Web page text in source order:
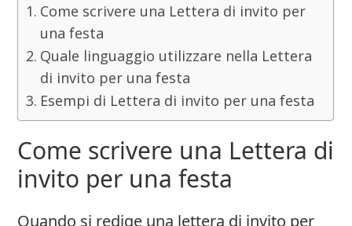
Come scrivere una Lettera di invito per
una festa
Quale linguaggio utilizzare nella Lettera
di invito per una festa
Esempi di Lettera di invito per una festa
Come scrivere una Lettera di
invito per una festa
Quando si redige una lettera di invito per